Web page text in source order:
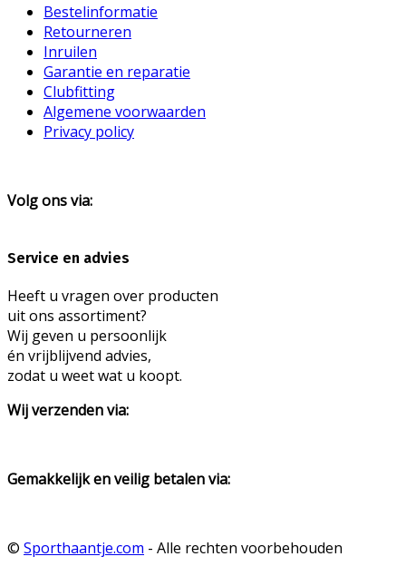
Bestelinformatie
Retourneren
Inruilen
Garantie en reparatie
Clubfitting
Algemene voorwaarden
Privacy policy
Volg ons via:
Service en advies
Heeft u vragen over producten
uit ons assortiment?
Wij geven u persoonlijk
én vrijblijvend advies,
zodat u weet wat u koopt.
Wij verzenden via:
Gemakkelijk en veilig betalen via:
© Sporthaantje.com - Alle rechten voorbehouden